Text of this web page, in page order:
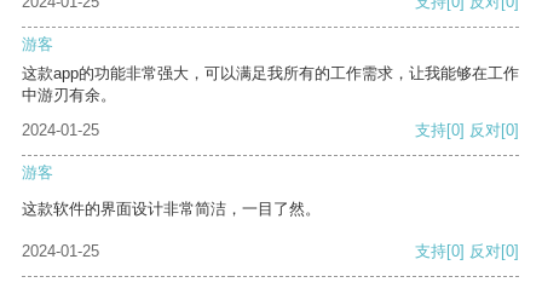
游客
这款app的功能非常强大，可以满足我所有的工作需求，让我能够在工作
中游刃有余。
2024-01-25
支持[0] 反对[0]
游客
这款软件的界面设计非常简洁，一目了然。
2024-01-25 支持[0] 反对[0]